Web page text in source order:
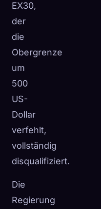
EX30,
der
die
Obergrenze
um
500
US-
Dollar
verfehlt,
vollständig
disqualifiziert.
Die
Regierung